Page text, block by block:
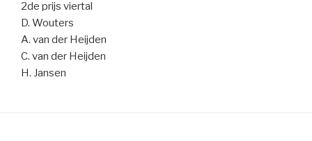
2de prijs viertal
D. Wouters
A. van der Heijden
C. van der Heijden
H. Jansen